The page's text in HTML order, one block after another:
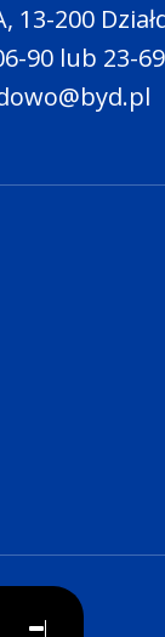
13-200
90 lub 23-